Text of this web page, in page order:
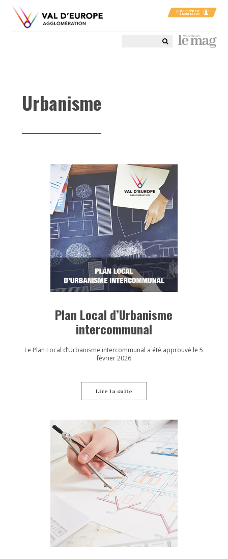
Urbanisme
Plan Local d’Urbanisme
intercommunal
Le Plan Local d’Urbanisme intercommunal a été approuvé le 5
février 2026
Lire la suite